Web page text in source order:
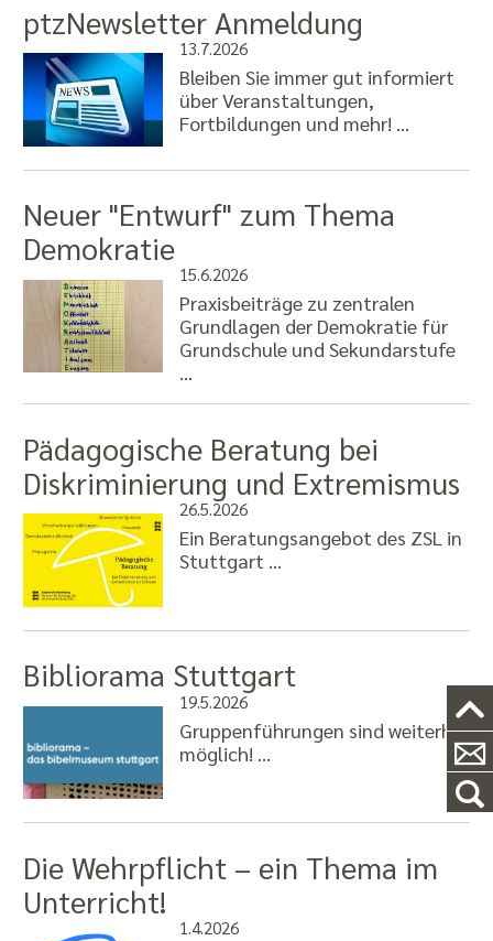
ptzNewsletter Anmeldung
13.7.2026
Bleiben Sie immer gut informiert
über Veranstaltungen,
Fortbildungen und mehr! …
Neuer "Entwurf" zum Thema
Demokratie
15.6.2026
Praxisbeiträge zu zentralen
Grundlagen der Demokratie für
Grundschule und Sekundarstufe
…
Pädagogische Beratung bei
Diskriminierung und Extremismus
26.5.2026
Ein Beratungsangebot des ZSL in
Stuttgart …
Bibliorama Stuttgart
19.5.2026
Gruppenführungen sind weiterhin
möglich! …
Die Wehrpflicht – ein Thema im
Unterricht!
1.4.2026